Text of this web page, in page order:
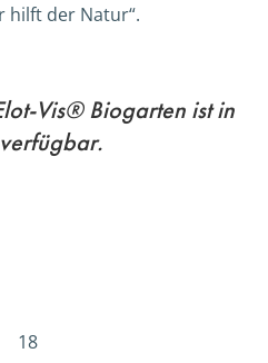
hilft der Natur“.
Vis® Biogarten ist in